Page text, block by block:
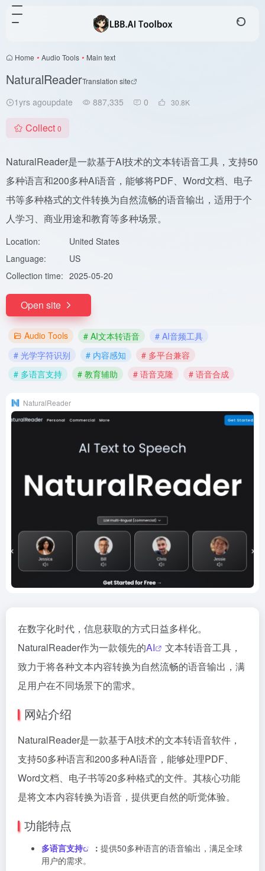
Home • Audio Tools • Main text
NaturalReaderTranslation site
1yrs agoupdate 887,335 0 30.8K
Collect 0
NaturalReader是一款基于AI技术的文本转语音工具，支持50
多种语言和200多种AI语音，能够将PDF、Word文档、电子
书等多种格式的文件转换为自然流畅的语音输出，适用于个
人学习、商业用途和教育等多种场景。
Location:
United States
Language:
US
Collection time: 2025-05-20
Open site
Audio Tools # AI文本转语音
# AI音频工具
# 光学字符识别
# 内容感知
# 多平台兼容
# 多语言支持
# 教育辅助 # 语音克隆 # 语音合成
NaturalReader
在数字化时代，信息获取的方式日益多样化。
NaturalReader作为一款领先的AI
文本转语音工具，
致力于将各种文本内容转换为自然流畅的语音输出，满
足用户在不同场景下的需求。
网站介绍
NaturalReader是一款基于AI技术的文本转语音软件，
支持50多种语言和200多种AI语音，能够处理PDF、
Word文档、电子书等20多种格式的文件。其核心功能
是将文本内容转换为语音，提供更自然的听觉体验。
功能特点
多语言支持 ： 提供50多种语言的语音输出，满足全球
用户的需求。